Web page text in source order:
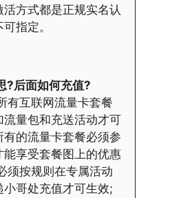
方式都是正规实名认
指定。
?后面如何充值?
有互联网流量卡套餐
量包和充送活动才可
的流量卡套餐必须参
能享受套餐图上的优惠
须按规则在专属活动
哥处充值才可生效;